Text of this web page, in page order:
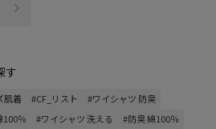
す
肌着 #CF_リスト
#ワイシャツ 防臭
100％ #ワイシャツ 洗える
#防臭 綿100％